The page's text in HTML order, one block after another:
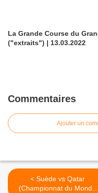
La Grande Course du
("extraits") | 13.03.2022
Commentaires
Ajouter un
< Suède vs Qatar
(Championnat du Monde